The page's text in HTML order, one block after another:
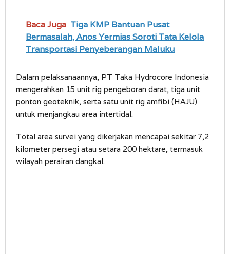
Baca Juga Tiga KMP Bantuan Pusat
Bermasalah, Anos Yermias Soroti Tata Kelola
Transportasi Penyeberangan Maluku
Dalam pelaksanaannya, PT Taka Hydrocore Indonesia
mengerahkan 15 unit rig pengeboran darat, tiga unit
ponton geoteknik, serta satu unit rig amfibi (HAJU)
untuk menjangkau area intertidal.
Total area survei yang dikerjakan mencapai sekitar 7,2
kilometer persegi atau setara 200 hektare, termasuk
wilayah perairan dangkal.